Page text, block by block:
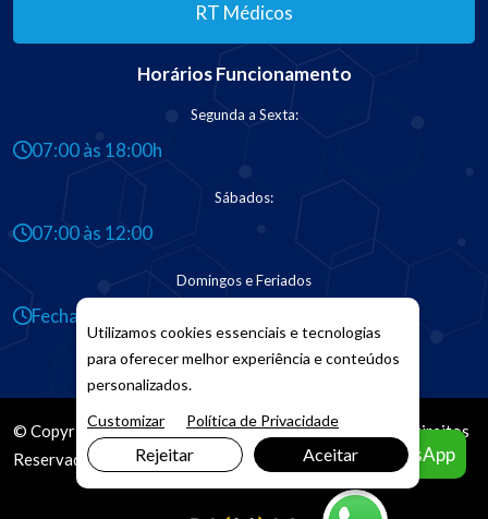
RT Médicos
Horários Funcionamento
Segunda a Sexta:
07:00 às 18:00h
Sábados:
07:00 às 12:00
Domingos e Feriados
Fechado
© Copyright 2026. DIVIAMarketing Digital. Todos os Direitos
Reservados
Agendar pelo WhatsApp
Utilizamos cookies essenciais e tecnologias
para oferecer melhor experiência e conteúdos
personalizados.
Customizar
Política de Privacidade
Rejeitar Aceitar